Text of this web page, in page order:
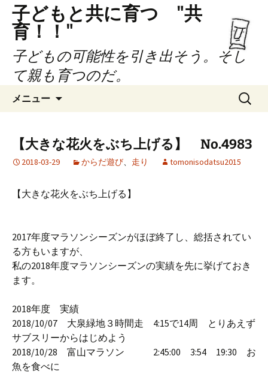
子どもと共に育つ "共
育！！"
子どもの可能性を引き出そう。そし
て親も育つのだ。
メニュー
ン
ツ
キ
検
索:
【大きな花火をぶち上げる】 No.4983
2018-03-29 からだ遊び、 走り tomonisodatsu2015
【大きな花火をぶち上げる】
2017年度マラソンシーズンがほぼ終了し、総括されてい
る方もいますが、
私の2018年度マラソンシーズンの実績を先に挙げておき
ます。
2018年度 実績
2018/10/07 大泉緑地３時間走 4:15で14周 とりあえず
サブスリーからはじめよう
2018/10/28 富山マラソン 2:45:00 3:54 19:30 お
魚を食べに